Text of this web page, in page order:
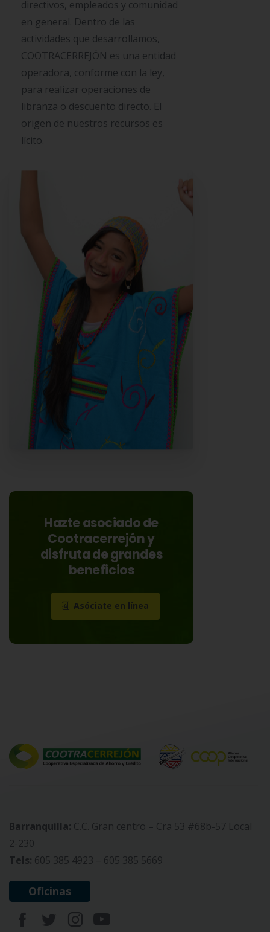
directivos, empleados y comunidad
en general. Dentro de las
actividades que desarrollamos,
COOTRACERREJÓN es una entidad
operadora, conforme con la ley,
para realizar operaciones de
libranza o descuento directo. El
origen de nuestros recursos es
lícito.
Hazte asociado de
Cootracerrejón y
disfruta de grandes
beneficios
Asóciate en línea
Barranquilla: C.C. Gran centro – Cra 53 #68b-57 Local
2-230
Tels: 605 385 4923 – 605 385 5669
Oficinas